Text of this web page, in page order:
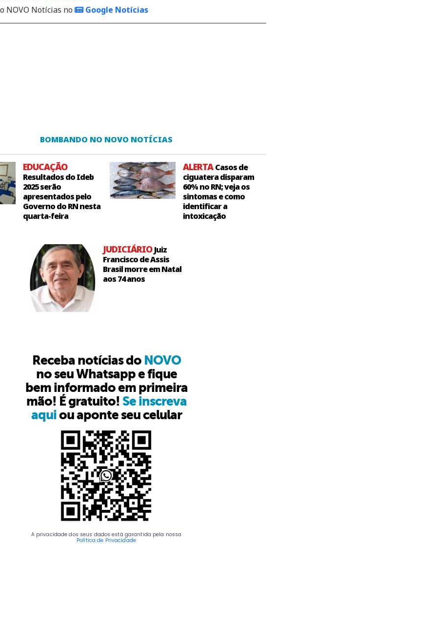
NOVO Notícias no
Google Notícias
BOMBANDO NO NOVO NOTÍCIAS
EDUCAÇÃO
Resultados do Ideb
2025 serão
apresentados pelo
Governo do RN nesta
quarta-feira
ALERTACasos de
ciguatera disparam
60% no RN; veja os
sintomas e como
identificar a
intoxicação
JUDICIÁRIOJuiz
Francisco de Assis
Brasil morre em Natal
aos 74 anos
Receba notícias do NOVO
no seu Whatsapp e fique
bem informado em primeira
mão! É gratuito! Se inscreva
aquiou aponte seu celular
A privacidade dos seus dados está garantida pela nossa
Política de Privacidade